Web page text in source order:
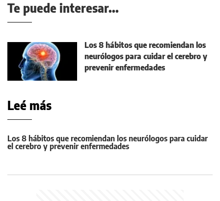
Te puede interesar...
Los 8 hábitos que recomiendan los
neurólogos para cuidar el cerebro y
prevenir enfermedades
Leé más
Los 8 hábitos que recomiendan los neurólogos para cuidar
el cerebro y prevenir enfermedades